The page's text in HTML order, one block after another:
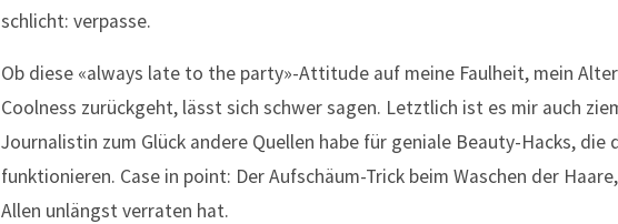
schlicht: verpasse.
Ob diese «always late to the party»-Attitude auf meine Faulheit, mein
Coolness zurückgeht, lässt sich schwer sagen. Letztlich ist es mir auch
Journalistin zum Glück andere Quellen habe für geniale Beauty-Hacks, die
funktionieren. Case in point: Der Aufschäum-Trick beim Waschen der
Allen unlängst verraten hat.